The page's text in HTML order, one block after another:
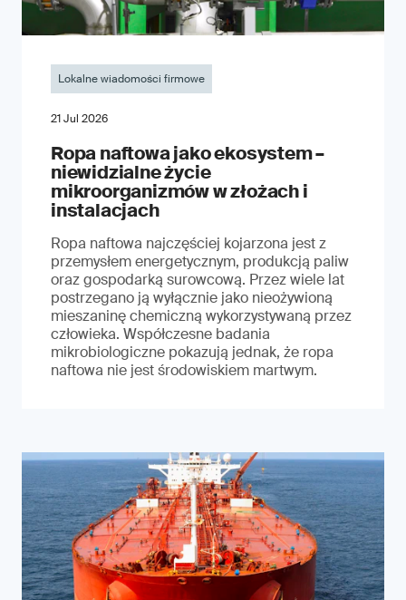
Lokalne wiadomości firmowe
21 Jul 2026
Ropa naftowa jako ekosystem –
niewidzialne życie
mikroorganizmów w złożach i
instalacjach
Ropa naftowa najczęściej kojarzona jest z
przemysłem energetycznym, produkcją paliw
oraz gospodarką surowcową. Przez wiele lat
postrzegano ją wyłącznie jako nieożywioną
mieszaninę chemiczną wykorzystywaną przez
człowieka. Współczesne badania
mikrobiologiczne pokazują jednak, że ropa
naftowa nie jest środowiskiem martwym.